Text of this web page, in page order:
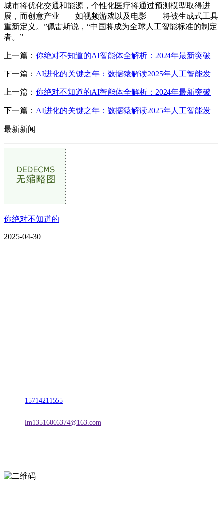
城市将优化交通和能源，个性化医疗将通过预测模型取得进
展，而创意产业——如视频游戏以及电影——将被生成式工具
重新定义。”佩雷斯说，“中国将成为全球人工智能标准的制定
者。”
上一篇： 你绝对不知道的AI智能体全解析：2024年最新突破
下一篇： AI进化的关键之年：数据猿解读2025年人工智能发
上一篇： 你绝对不知道的AI智能体全解析：2024年最新突破
下一篇： AI进化的关键之年：数据猿解读2025年人工智能发
最新新闻
你绝对不知道的
2025-04-30
15714211555
lm13516066374@163.com